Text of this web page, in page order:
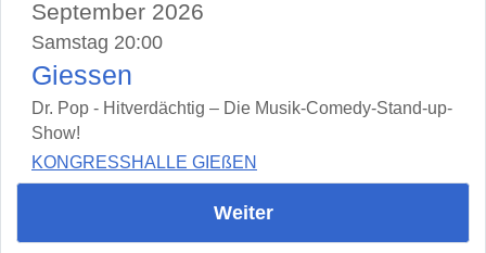
September 2026
Samstag 20:00
Giessen
Dr. Pop - Hitverdächtig – Die Musik-Comedy-Stand-up-
Show!
KONGRESSHALLE GIEßEN
Weiter